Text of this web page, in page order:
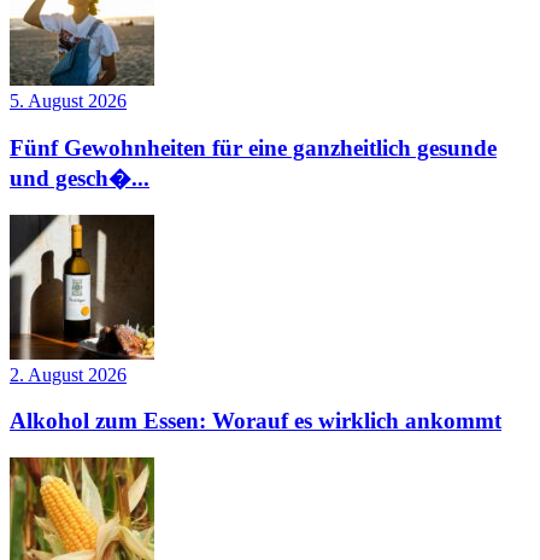
5. August 2026
Fünf Gewohnheiten für eine ganzheitlich gesunde
und gesch�...
2. August 2026
Alkohol zum Essen: Worauf es wirklich ankommt